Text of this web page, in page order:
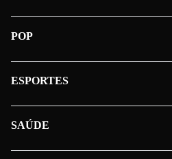
POP
ESPORTES
SAÚDE